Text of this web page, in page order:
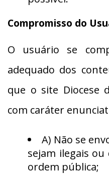
Compromisso do
O usuário se
adequado dos
que o site Diocese
com caráter
A) Não se
sejam ilegais
ordem pública;